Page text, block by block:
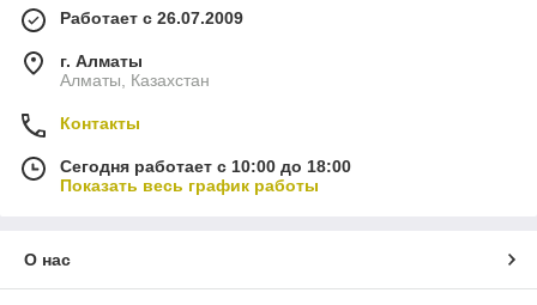
Работает с 26.07.2009
г. Алматы
Алматы, Казахстан
Контакты
Сегодня работает с 10:00 до 18:00
Показать весь график работы
О нас